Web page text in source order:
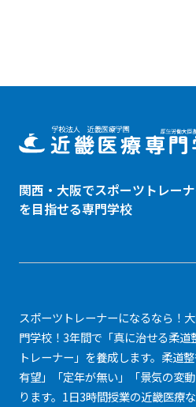
関西・大阪でスポーツトレーナ
を目指せる専門学校
スポーツトレーナーになるなら！
門学校！3年間で「真に治せる柔
トレーナー」を養成します。柔道
有望」「定年が無い」「景気の変
ります。1日3時間授業の近畿医療